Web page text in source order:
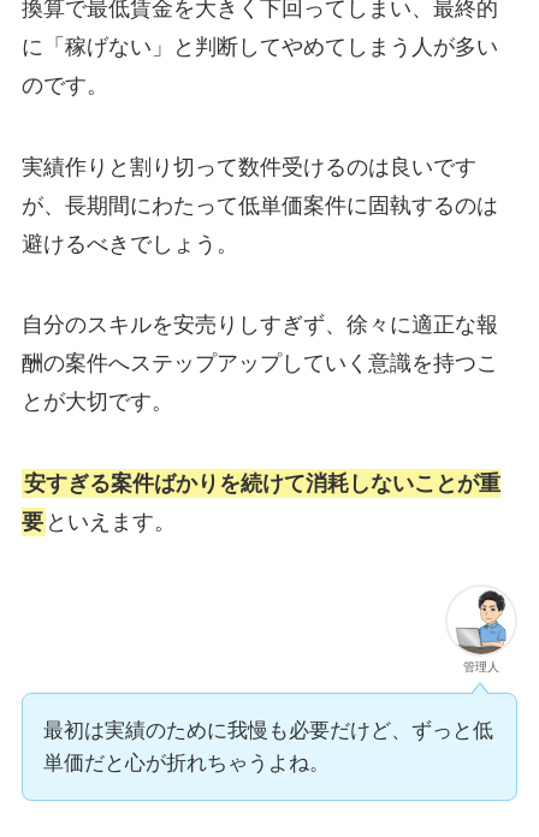
換算で最低賃金を大きく下回ってしまい、最終的
に「稼げない」と判断してやめてしまう人が多い
のです。
実績作りと割り切って数件受けるのは良いです
が、長期間にわたって低単価案件に固執するのは
避けるべきでしょう。
自分のスキルを安売りしすぎず、徐々に適正な報
酬の案件へステップアップしていく意識を持つこ
とが大切です。
安すぎる案件ばかりを続けて消耗しないことが重
要 といえます。
管理人
最初は実績のために我慢も必要だけど、ずっと低
単価だと心が折れちゃうよね。